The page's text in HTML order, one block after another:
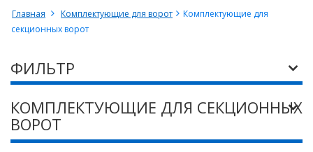
Главная Комплектующие для ворот
Комплектующие для
секционных ворот
ФИЛЬТР
КОМПЛЕКТУЮЩИЕ ДЛЯ СЕКЦИОННЫХ
ВОРОТ